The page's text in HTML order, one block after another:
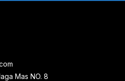
Mas NO. 8